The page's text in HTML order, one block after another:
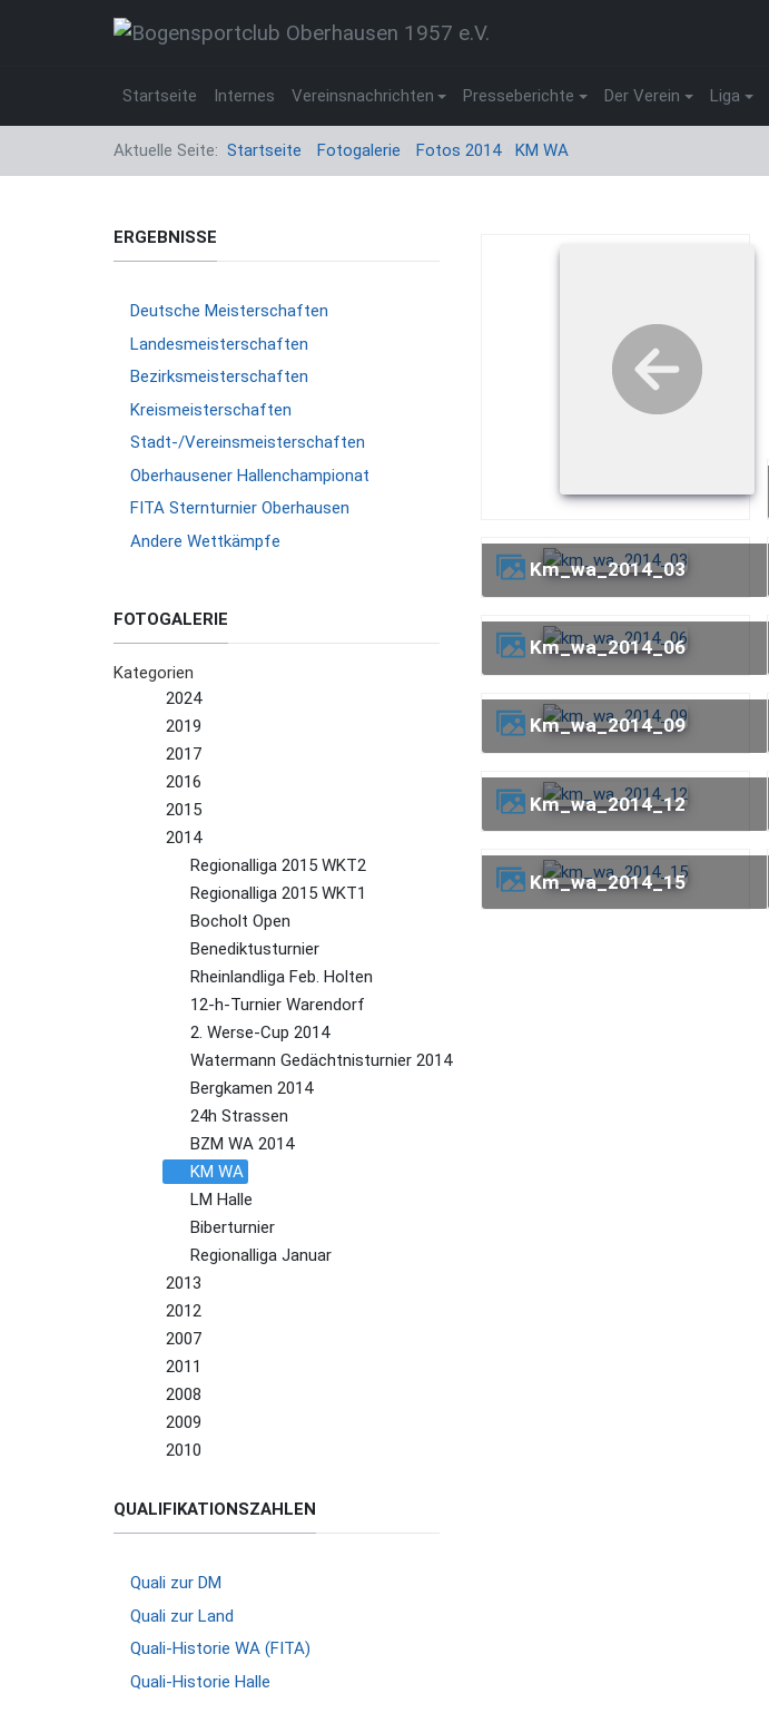
Startseite Internes Vereinsnachrichten Presseberichte Der Verein Liga
Aktuelle Seite: Startseite Fotogalerie Fotos 2014 KM WA
km_wa_2014_03
km_wa_2014_06
km_wa_2014_09
km_wa_2014_12
km_wa_2014_15
ERGEBNISSE
Deutsche Meisterschaften
Landesmeisterschaften
Bezirksmeisterschaften
Kreismeisterschaften
Stadt-/Vereinsmeisterschaften
Oberhausener Hallenchampionat
FITA Sternturnier Oberhausen
Andere Wettkämpfe
FOTOGALERIE
Kategorien
2024
2019
2017
2016
2015
2014
Regionalliga 2015 WKT2
Regionalliga 2015 WKT1
Bocholt Open
Benediktusturnier
Rheinlandliga Feb. Holten
12-h-Turnier Warendorf
2. Werse-Cup 2014
Watermann Gedächtnisturnier 2014
Bergkamen 2014
24h Strassen
BZM WA 2014
KM WA
LM Halle
Biberturnier
Regionalliga Januar
2013
2012
2007
2011
2008
2009
2010
QUALIFIKATIONSZAHLEN
Quali zur DM
Quali zur Land
Quali-Historie WA (FITA)
Quali-Historie Halle